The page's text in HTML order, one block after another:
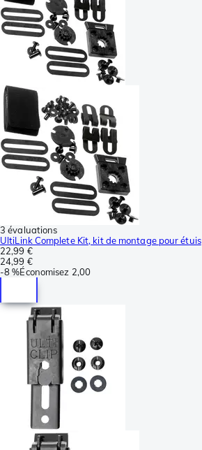
3 évaluations
UltiLink Complete Kit, kit de montage pour étuis
22,99 €
24,99 €
-8 %Économisez 2,00